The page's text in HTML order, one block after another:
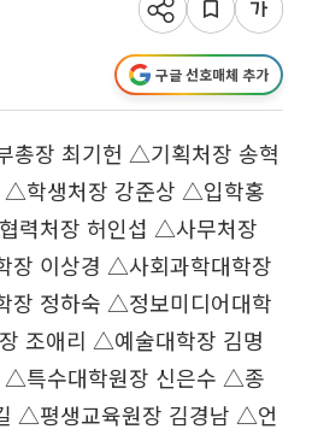
구글 선호매체 추가
장 최기헌 △기획처장 송혁
학생처장 강준상 △입학홍
력처장 허인섭 △사무처장
장 이상경 △사회과학대학장
장 정하숙 △정보미디어대학
조애리 △예술대학장 김명
특수대학원장 신은수 △종
△평생교육원장 김경남 △언